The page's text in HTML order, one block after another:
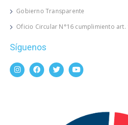
Gobierno Transparente
Oficio Circular N°16 cumplimiento art.
Síguenos